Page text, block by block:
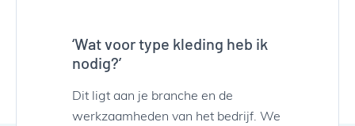
‘Wat voor type kleding heb ik
nodig?’
Dit ligt aan je branche en de
werkzaamheden van het bedrijf. We